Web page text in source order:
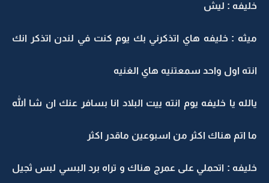
خليفه : ليش
ميثه : خليفه هاي اتذكرني بك يوم كنت في لندن اتذكر انك
انته اول واحد سمعتنيه هاي الغنيه
يالله يا خليفه يوم انته ييت البلاد انا بسافر عنك ان شا الله
ما اتم هناك اكثر من اسبوعين ماقدر اكثر
خليفه : اتحملي على عمرج هناك و تراه برد البسي لبس ثجيل